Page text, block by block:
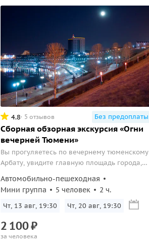
4.8 5 отзывов Без предоплаты
Сборная обзорная экскурсия «Огни
вечерней Тюмени»
Вы прогуляетесь по вечернему тюменскому
Арбату, увидите главную площадь города,
и Сквер сибирских кошек.
Автомобильно-пешеходная
Мини группа
5 человек 2 ч.
Чт, 13 авг, 19:30 Чт, 20 авг, 19:30
2 100₽
за человека